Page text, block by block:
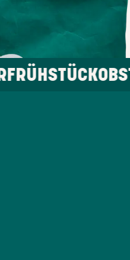
OBSTMUNKAR